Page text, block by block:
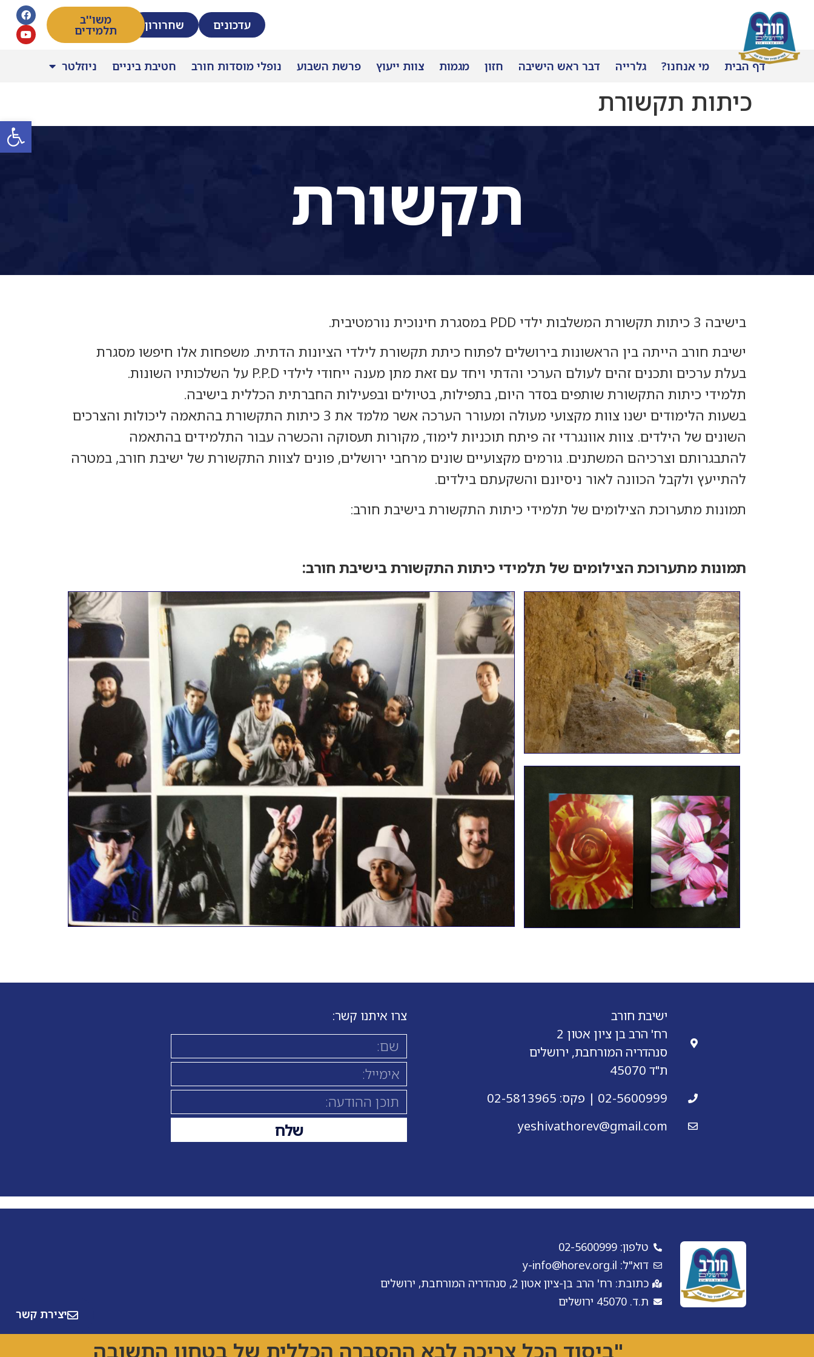
פתח
עדכונים שחרורון משו''ב
תלמידים
דף הבית מי אנחנו? גלרייה דבר ראש הישיבה חזון מגמות צוות ייעוץ פרשת השבוע נופלי מוסדות חורב חטיבת ביניים ניוזלטר
כיתות תקשורת
תקשורת
בישיבה 3 כיתות תקשורת המשלבות ילדי PDD במסגרת חינוכית נורמטיבית.
ישיבת חורב הייתה בין הראשונות בירושלים לפתוח כיתת תקשורת לילדי הציונות הדתית. משפחות אלו חיפשו מסגרת
בעלת ערכים ותכנים זהים לעולם הערכי והדתי ויחד עם זאת מתן מענה ייחודי לילדי P.P.D על השלכותיו השונות.
תלמידי כיתות התקשורת שותפים בסדר היום, בתפילות, בטיולים ובפעילות החברתית הכללית בישיבה.
בשעות הלימודים ישנו צוות מקצועי מעולה ומעורר הערכה אשר מלמד את 3 כיתות התקשורת בהתאמה ליכולות והצרכים
השונים של הילדים. צוות אוונגרדי זה פיתח תוכניות לימוד, מקורות תעסוקה והכשרה עבור התלמידים בהתאמה
להתבגרותם וצרכיהם המשתנים. גורמים מקצועיים שונים מרחבי ירושלים, פונים לצוות התקשורת של ישיבת חורב, במטרה
להתייעץ ולקבל הכוונה לאור ניסיונם והשקעתם בילדים.
תמונות מתערוכת הצילומים של תלמידי כיתות התקשורת בישיבת חורב:
תמונות מתערוכת הצילומים של תלמידי כיתות התקשורת בישיבת חורב:
ישיבת חורב
רח' הרב בן ציון אטון 2
סנהדריה המורחבת, ירושלים
ת"ד 45070
02-5600999 | פקס: 02-5813965
yeshivathorev@gmail.com
צרו איתנו קשר:
שלח
יצירת קשר
טלפון: 02-5600999
דוא"ל: y-info@horev.org.il
כתובת: רח' הרב בן-ציון אטון 2, סנהדריה המורחבת, ירושלים
ת.ד. 45070 ירושלים
"ביסוד הכל צריכה לבא ההסברה הכללית של בטחון התשובה